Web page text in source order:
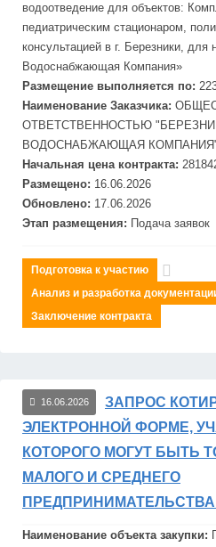
водоотведение для объектов:
педиатрическим стационаром,
консультацией в г. Березники,
Водоснабжающая Компания»
Размещение выполняется по:
Наименование Заказчика:
ОТВЕТСТВЕННОСТЬЮ
ВОДОСНАБЖАЮЩАЯ
Начальная цена контракта:
Размещено: 16.06.2026
Обновлено: 17.06.2026
Этап размещения: Подача заявок
Подготовка к участию
Анализ и разработка
Заключение контракта
16.06.2026
ЗАПРОС
ЭЛЕКТРОННОЙ ФОРМЕ,
КОТОРОГО МОГУТ БЫТЬ
МАЛОГО И СРЕДНЕГО
ПРЕДПРИНИМАТЕЛЬСТВА
Наименование объекта закупки: